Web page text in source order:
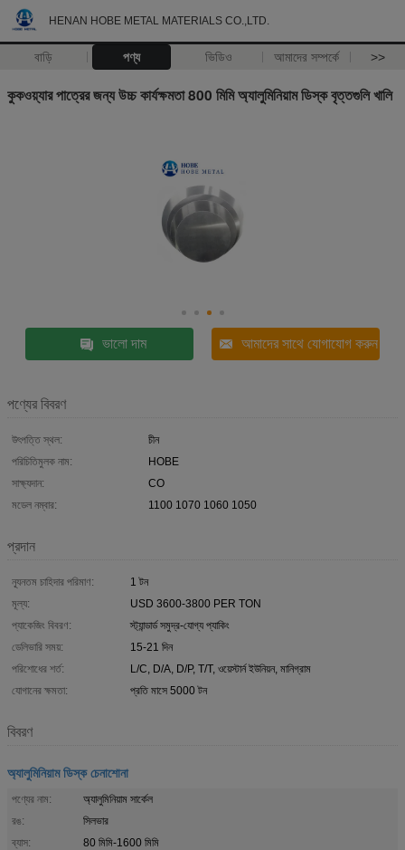
HENAN HOBE METAL MATERIALS CO.,LTD.
বাড়ি পণ্য ভিডিও আমাদের সম্পর্কে >>
কুকওয়্যার পাত্রের জন্য উচ্চ কার্যক্ষমতা 800 মিমি অ্যালুমিনিয়াম ডিস্ক বৃত্তগুলি খালি
ভালো দাম আমাদের সাথে যোগাযোগ করুন
পণ্যের বিবরণ
উৎপত্তি স্থল:
চীন
পরিচিতিমুলক নাম:
HOBE
সাক্ষ্যদান:
CO
মডেল নম্বার:
1100 1070 1060 1050
প্রদান
ন্যূনতম চাহিদার পরিমাণ:
1 টন
মূল্য:
USD 3600-3800 PER TON
প্যাকেজিং বিবরণ:
স্ট্যান্ডার্ড সমুদ্র-যোগ্য প্যাকিং
ডেলিভারি সময়:
15-21 দিন
পরিশোধের শর্ত:
L/C, D/A, D/P, T/T, ওয়েস্টার্ন ইউনিয়ন, মানিগ্রাম
যোগানের ক্ষমতা:
প্রতি মাসে 5000 টন
বিবরণ
অ্যালুমিনিয়াম ডিস্ক চেনাশোনা
পণ্যের নাম:
অ্যালুমিনিয়াম সার্কেল
রঙ:
সিলভার
ব্যাস:
80 মিমি-1600 মিমি